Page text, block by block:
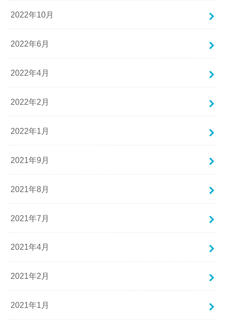
2022年10月
2022年6月
2022年4月
2022年2月
2022年1月
2021年9月
2021年8月
2021年7月
2021年4月
2021年2月
2021年1月